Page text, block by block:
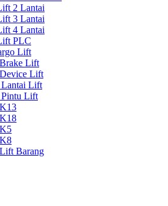
2 Lantai
3 Lantai
4 Lantai
PLC
Lift
Lift
Lift
Lantai Lift
Pintu Lift
Barang